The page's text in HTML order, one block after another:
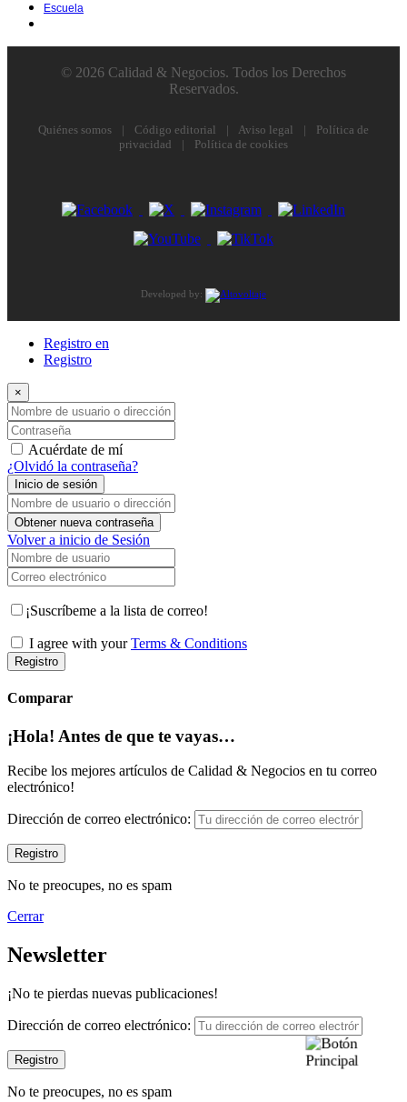
Escuela
© 2026 Calidad & Negocios. Todos los Derechos
Reservados.
Quiénes somos | Código editorial | Aviso legal |
Política de
privacidad
| Política de cookies
Developed by:
Registro en
Registro
×
Nombre de usuario o dirección de correo electrónico
Contraseña
Acuérdate de mí
¿Olvidó la contraseña?
Inicio de sesión
Nombre de usuario o dirección de correo electrónico
Obtener nueva contraseña
Volver a inicio de Sesión
Nombre de usuario
Correo electrónico
¡Suscríbeme a la lista de correo!
I agree with yourTerms & Conditions
Registro
Comparar
¡Hola! Antes de que te vayas…
Recibe los mejores artículos de Calidad & Negocios en tu correo
electrónico!
Dirección de correo electrónico:
No te preocupes, no es spam
Cerrar
Newsletter
¡No te pierdas nuevas publicaciones!
Dirección de correo electrónico:
No te preocupes, no es spam